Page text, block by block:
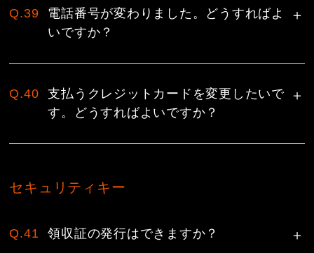
Q.39
電話番号が変わりました。どうすればよ
いですか？
Q.40
支払うクレジットカードを変更したいで
す。どうすればよいですか？
セキュリティキー
Q.41 領収証の発行はできますか？